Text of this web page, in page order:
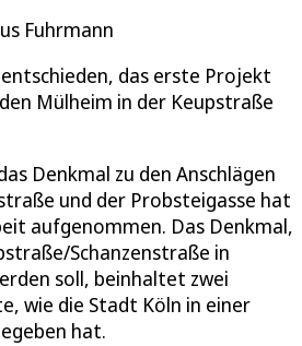
Fuhrmann
das erste Projekt
Mülheim in der Keupstraße
Denkmal zu den Anschlägen
und der Probsteigasse hat
aufgenommen. Das Denkmal,
Schanzenstraße in
soll, beinhaltet zwei
wie die Stadt Köln in einer
hat.